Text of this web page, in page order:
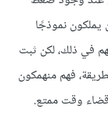
نموذجًا
في ذلك، لكن ثبت
فهم منهمكون
وقت ممتع.